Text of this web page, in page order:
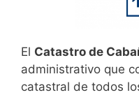
El Catastro de
administrativo que
catastral de todos